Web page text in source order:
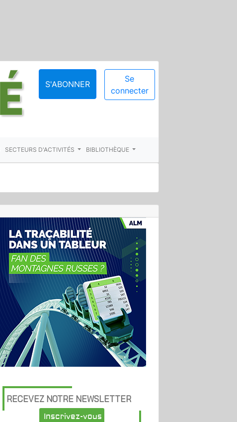
S'ABONNER
Se
connecter
SECTEURS D'ACTIVITÉS BIBLIOTHÈQUE
RECEVEZ NOTRE NEWSLETTER
Inscrivez-vous